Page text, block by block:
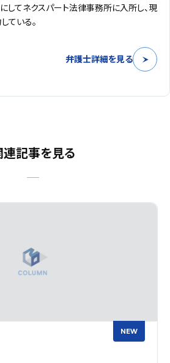
してネクスパート法律事務所に入所し、現
ている。
弁護士詳細を見る
連記事を見る
NEW